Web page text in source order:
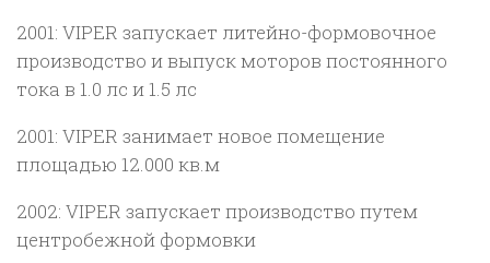
2001: VIPER запускает литейно-формовочное
производство и выпуск моторов постоянного
тока в 1.0 лс и 1.5 лс
2001: VIPER занимает новое помещение
площадью 12.000 кв.м
2002: VIPER запускает производство путем
центробежной формовки